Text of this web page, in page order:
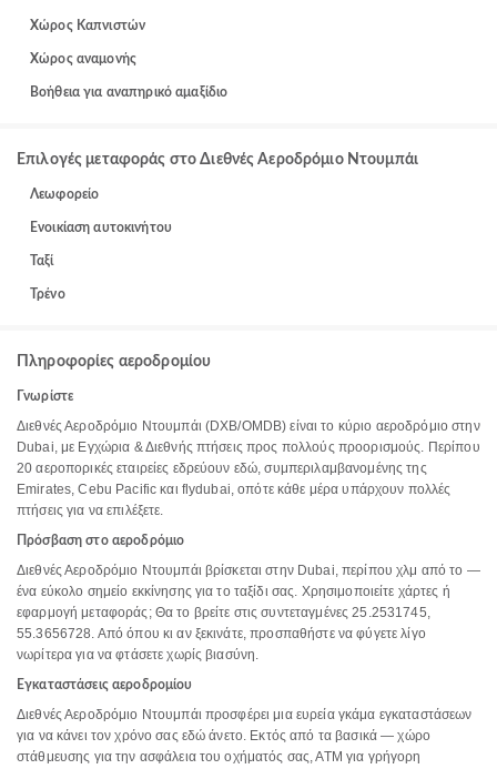
Χώρος Καπνιστών
Χώρος αναμονής
Βοήθεια για αναπηρικό αμαξίδιο
Επιλογές μεταφοράς στο Διεθνές Αεροδρόμιο Ντουμπάι
Λεωφορείο
Ενοικίαση αυτοκινήτου
Ταξί
Τρένο
Πληροφορίες αεροδρομίου
Γνωρίστε
Διεθνές Αεροδρόμιο Ντουμπάι (DXB/OMDB) είναι το κύριο αεροδρόμιο στην
Dubai, με Εγχώρια & Διεθνής πτήσεις προς πολλούς προορισμούς. Περίπου
20 αεροπορικές εταιρείες εδρεύουν εδώ, συμπεριλαμβανομένης της
Emirates, Cebu Pacific και flydubai, οπότε κάθε μέρα υπάρχουν πολλές
πτήσεις για να επιλέξετε.
Πρόσβαση στο αεροδρόμιο
Διεθνές Αεροδρόμιο Ντουμπάι βρίσκεται στην Dubai, περίπου χλμ από το —
ένα εύκολο σημείο εκκίνησης για το ταξίδι σας. Χρησιμοποιείτε χάρτες ή
εφαρμογή μεταφοράς; Θα το βρείτε στις συντεταγμένες 25.2531745,
55.3656728. Από όπου κι αν ξεκινάτε, προσπαθήστε να φύγετε λίγο
νωρίτερα για να φτάσετε χωρίς βιασύνη.
Εγκαταστάσεις αεροδρομίου
Διεθνές Αεροδρόμιο Ντουμπάι προσφέρει μια ευρεία γκάμα εγκαταστάσεων
για να κάνει τον χρόνο σας εδώ άνετο. Εκτός από τα βασικά — χώρο
στάθμευσης για την ασφάλεια του οχήματός σας, ΑΤΜ για γρήγορη